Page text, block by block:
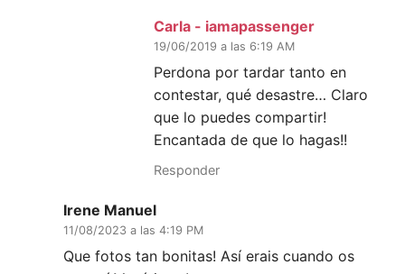
Carla - iamapassenger
19/06/2019 a las 6:19 AM
Perdona por tardar tanto en
contestar, qué desastre… Claro
que lo puedes compartir!
Encantada de que lo hagas!!
Responder
Irene Manuel
11/08/2023 a las 4:19 PM
Que fotos tan bonitas! Así erais cuando os